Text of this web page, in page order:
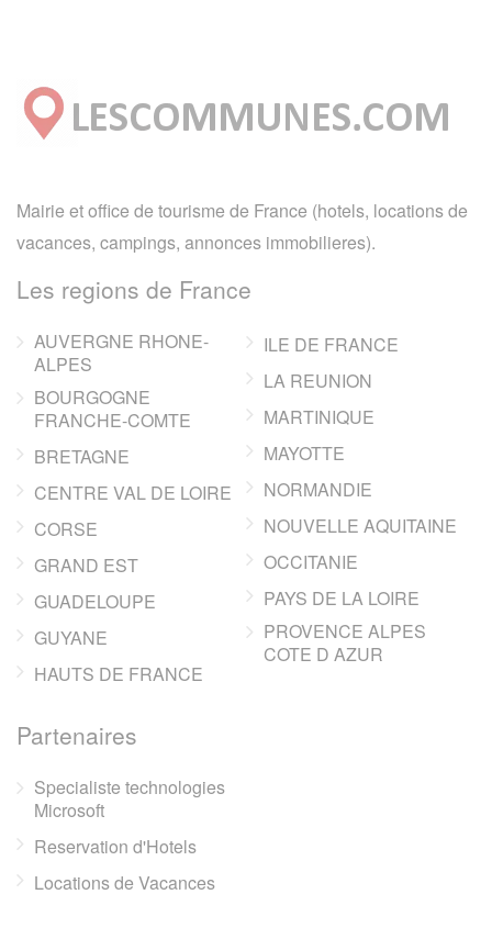
Mairie et office de tourisme de France (hotels, locations de
vacances, campings, annonces immobilieres).
Les regions de France
AUVERGNE RHONE-
ALPES
BOURGOGNE
FRANCHE-COMTE
BRETAGNE
CENTRE VAL DE LOIRE
CORSE
GRAND EST
GUADELOUPE
GUYANE
HAUTS DE FRANCE
ILE DE FRANCE
LA REUNION
MARTINIQUE
MAYOTTE
NORMANDIE
NOUVELLE AQUITAINE
OCCITANIE
PAYS DE LA LOIRE
PROVENCE ALPES
COTE D AZUR
Partenaires
Specialiste technologies
Microsoft
Reservation d'Hotels
Locations de Vacances